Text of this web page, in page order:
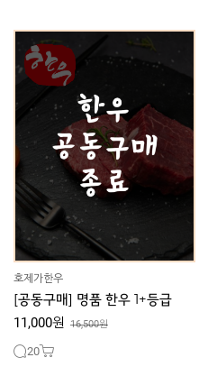
호제가한우
[공동구매] 명품 한우 1+등급
11,000원 16,500원
20